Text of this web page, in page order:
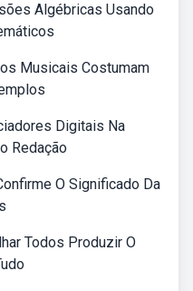
Algébricas Usando
Musicais Costumam
Digitais Na
Redação
O Significado Da
Todos Produzir O